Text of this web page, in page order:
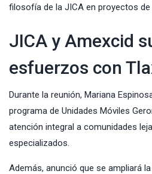
filosofía de la JICA en proyectos
JICA y Amexcid
esfuerzos con
Durante la reunión, Mariana
programa de Unidades Móviles
atención integral a comunidades
especializados.
Además, anunció que se ampliará